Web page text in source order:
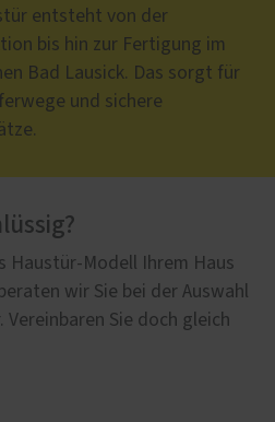
entsteht von der
bis hin zur Fertigung im
Bad Lausick. Das sorgt für
und sichere
Haustür-Modell Ihrem Haus
wir Sie bei der Auswahl
Sie doch gleich